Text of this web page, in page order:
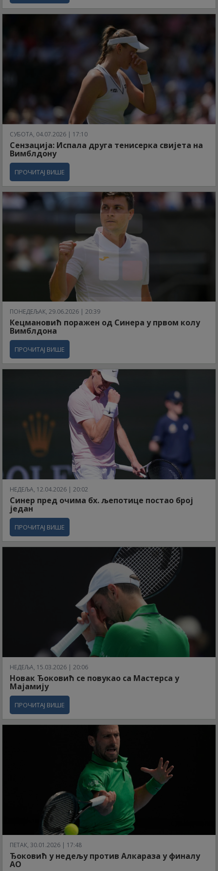
СУБОТА, 04.07.2026 | 17:10
Сензација: Испала друга тенисерка свијета на
Вимблдону
ПРОЧИТАЈ ВИШЕ
ПОНЕДЕЉАК, 29.06.2026 | 20:39
Кецмановић поражен од Синера у првом колу
Вимблдона
ПРОЧИТАЈ ВИШЕ
НЕДЕЉА, 12.04.2026 | 20:02
Синер пред очима бх. љепотице постао број
један
ПРОЧИТАЈ ВИШЕ
НЕДЕЉА, 15.03.2026 | 20:06
Новак Ђоковић се повукао са Мастерса у
Мајамију
ПРОЧИТАЈ ВИШЕ
ПЕТАК, 30.01.2026 | 17:48
Ђоковић у недељу против Алкараза у финалу
АО